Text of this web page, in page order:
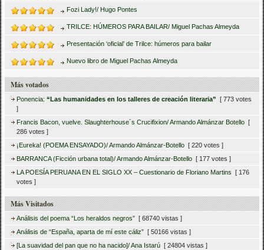
Fozi Lady!/ Hugo Pontes
TRILCE: HÚMEROS PARA BAILAR/ Miguel Pachas Almeyda
Presentación ‘oficial’ de Trilce: húmeros para bailar
Nuevo libro de Miguel Pachas Almeyda
Más votados
Ponencia:“Las humanidades en los talleres de creación literaria”
[ 773 votes
]
Francis Bacon, vuelve. Slaughterhouse´s Crucifixion/ Armando Almánzar Botello [
286 votes ]
¡Eureka! (POEMA ENSAYADO)/ Armando Almánzar-Botello [ 220 votes ]
BARRANCA (Ficción urbana total)/ Armando Almánzar-Botello [ 177 votes ]
LA POESÍA PERUANA EN EL SIGLO XX – Cuestionario de Floriano Martins
[ 176
votes ]
Más Visitados
Análisis del poema “Los heraldos negros” [ 68740 vistas ]
Análisis de “España, aparta de mí este cáliz” [ 50166 vistas ]
[La suavidad del pan que no ha nacido]/ Ana Istarú [ 24804 vistas ]